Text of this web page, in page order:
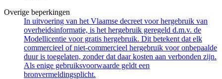
Overige beperkingen
In uitvoering van het Vlaamse decreet voor hergebruik van
overheidsinformatie, is het hergebruik geregeld d.m.v. de
Modellicentie voor gratis hergebruik. Dit betekent dat elk
commercieel of niet-commercieel hergebruik voor onbepaalde
duur is toegelaten, zonder dat daar kosten aan verbonden zijn.
Als enige gebruiksvoorwaarde geldt een
bronvermeldingsplicht.